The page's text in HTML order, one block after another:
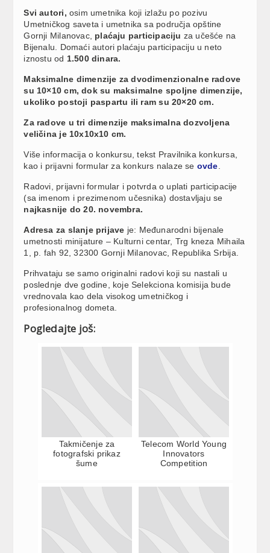
Svi autori, osim umetnika koji izlažu po pozivu
Umetničkog saveta i umetnika sa područja opštine
Gornji Milanovac, plaćaju participaciju za učešće na
Bijenalu. Domaći autori plaćaju participaciju u neto
iznostu od 1.500 dinara.
Maksimalne dimenzije za dvodimenzionalne radove
su 10×10 cm, dok su maksimalne spoljne dimenzije,
ukoliko postoji paspartu ili ram su 20×20 cm.
Za radove u tri dimenzije maksimalna dozvoljena
veličina je 10x10x10 cm.
Više informacija o konkursu, tekst Pravilnika konkursa,
kao i prijavni formular za konkurs nalaze se ovde
Radovi, prijavni formular i potvrda o uplati participacije
(sa imenom i prezimenom učesnika) dostavljaju se
najkasnije do 20. novembra.
Adresa za slanje prijave je: Međunarodni bijenale
umetnosti minijature – Kulturni centar, Trg kneza Mihaila
1, p. fah 92, 32300 Gornji Milanovac, Republika Srbija.
Prihvataju se samo originalni radovi koji su nastali u
poslednje dve godine, koje Selekciona komisija bude
vrednovala kao dela visokog umetničkog i
profesionalnog dometa.
Pogledajte još:
Takmičenje za
fotografski prikaz
šume
Telecom World Young
Innovators
Competition